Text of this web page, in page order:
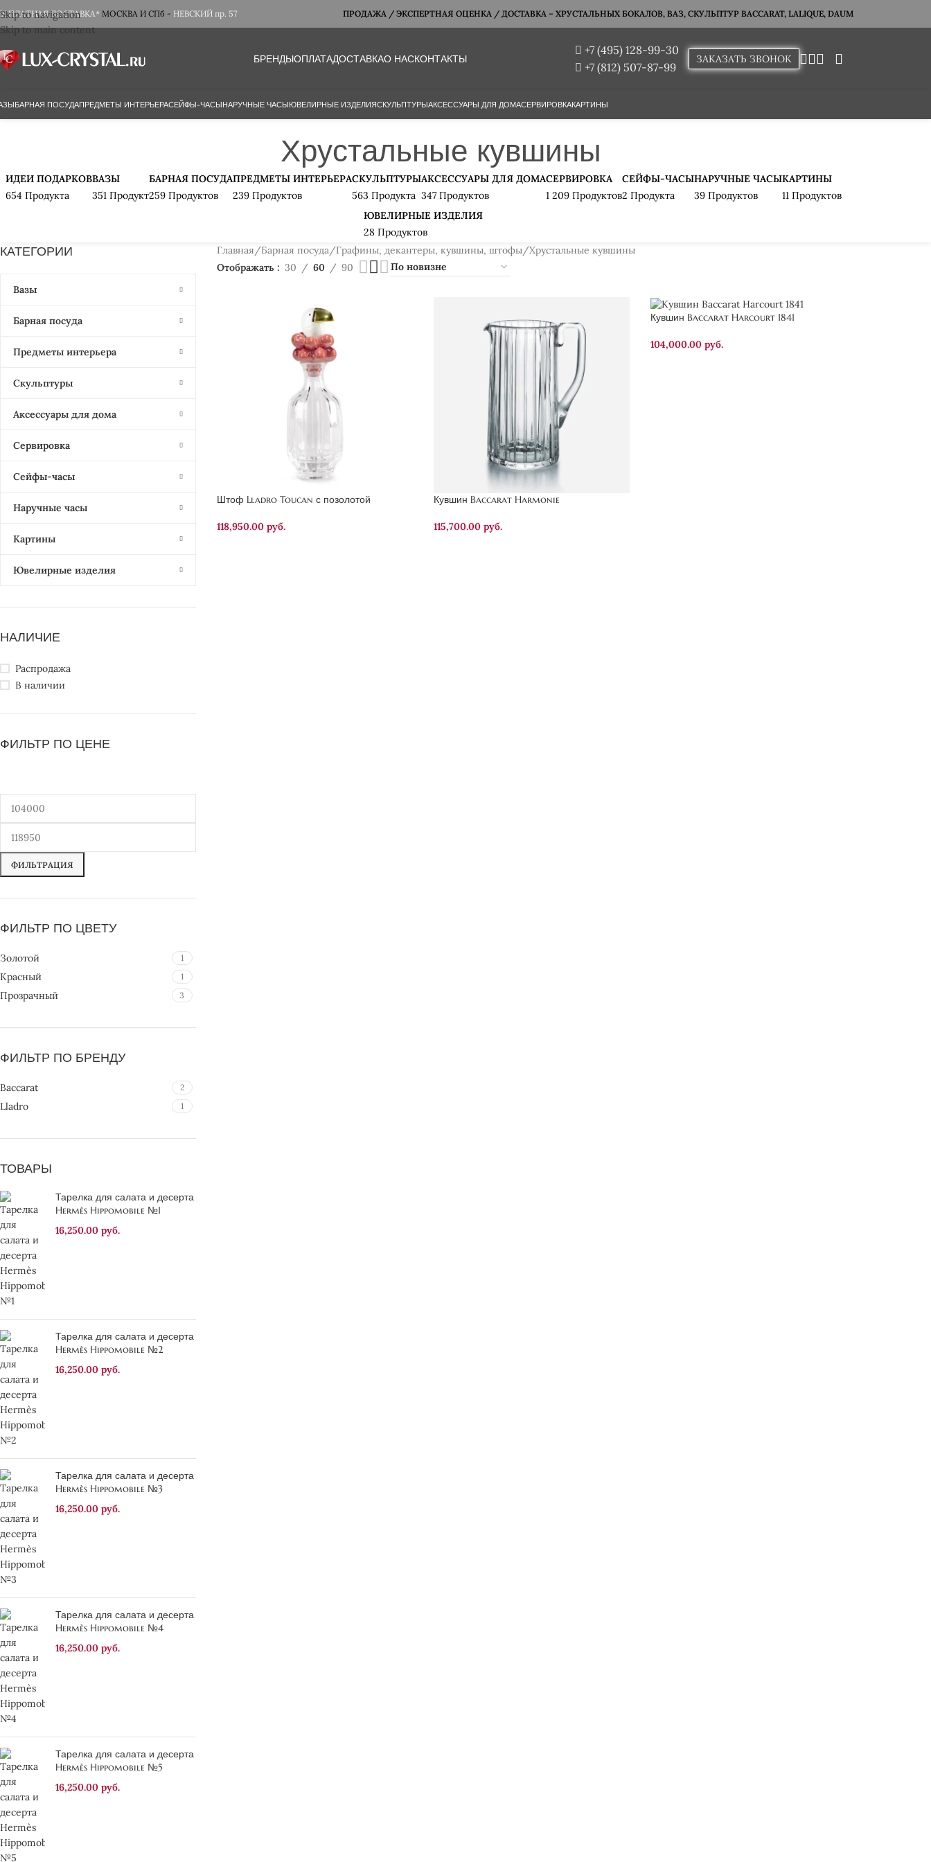
Skip to navigation
Skip to main content
ДОСТАВКА* МОСКВА И СПб - НЕВСКИЙ пр. 57 ПРОДАЖА / ЭКСПЕРТНАЯ ОЦЕНКА / ДОСТАВКА – ХРУСТАЛЬНЫХ БОКАЛОВ, ВАЗ, СКУЛЬПТУР BACCARAT, LALIQUE, DAUM
БРЕНДЫОПЛАТАДОСТАВКАО НАСКОНТАКТЫ
+7 (495) 128-99-30
+7 (812) 507-87-99
ЗАКАЗАТЬ ЗВОНОК
БАРНАЯ ПОСУДАПРЕДМЕТЫ ИНТЕРЬЕРАСЕЙФЫ-ЧАСЫНАРУЧНЫЕ ЧАСЫЮВЕЛИРНЫЕ ИЗДЕЛИЯСКУЛЬПТУРЫАКСЕССУАРЫ ДЛЯ ДОМАСЕРВИРОВКАКАРТИНЫ
Хрустальные кувшины
ИДЕИ ПОДАРКОВ
654 Продукта
ВАЗЫ
351 Продукт
БАРНАЯ ПОСУДА
259 Продуктов
ПРЕДМЕТЫ ИНТЕРЬЕРА
239 Продуктов
СКУЛЬПТУРЫ
563 Продукта
АКСЕССУАРЫ ДЛЯ ДОМА
347 Продуктов
СЕРВИРОВКА
1 209 Продуктов
СЕЙФЫ-ЧАСЫ
2 Продукта
НАРУЧНЫЕ ЧАСЫ
39 Продуктов
КАРТИНЫ
11 Продуктов
ЮВЕЛИРНЫЕ ИЗДЕЛИЯ
28 Продуктов
КАТЕГОРИИ
Вазы
Барная посуда
Предметы интерьера
Скульптуры
Аксессуары для дома
Сервировка
Сейфы-часы
Наручные часы
Картины
Ювелирные изделия
НАЛИЧИЕ
Распродажа
В наличии
ФИЛЬТР ПО ЦЕНЕ
ФИЛЬТРАЦИЯ
ФИЛЬТР ПО ЦВЕТУ
Золотой 1
Красный 1
Прозрачный 3
ФИЛЬТР ПО БРЕНДУ
Baccarat 2
Lladro 1
ТОВАРЫ
Тарелка для салата и десерта
Hermès Hippomobile №1
16,250.00 руб.
Тарелка для салата и десерта
Hermès Hippomobile №2
16,250.00 руб.
Тарелка для салата и десерта
Hermès Hippomobile №3
16,250.00 руб.
Тарелка для салата и десерта
Hermès Hippomobile №4
16,250.00 руб.
Тарелка для салата и десерта
Hermès Hippomobile №5
16,250.00 руб.
Главная Барная посуда Графины, декантеры, кувшины, штофы Хрустальные кувшины
Отображать
30 60 90
Штоф Lladro Toucan с позолотой
118,950.00 руб.
Кувшин Baccarat Harmonie
115,700.00 руб.
Кувшин Baccarat Harcourt 1841
104,000.00 руб.